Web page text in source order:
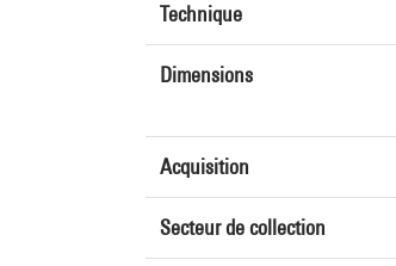
Technique
Dimensions
Acquisition
Secteur de collection